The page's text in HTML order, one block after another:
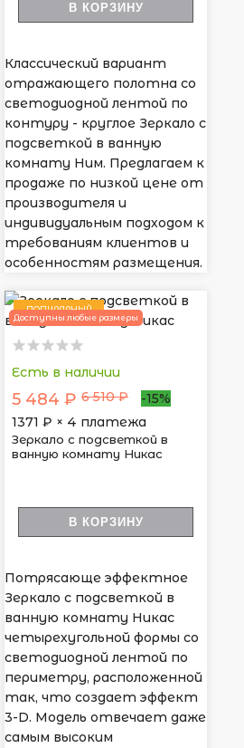
В КОРЗИНУ
Классический вариант
отражающего полотна со
светодиодной лентой по
контуру - круглое Зеркало с
подсветкой в ванную
комнату Ним. Предлагаем к
продаже по низкой цене от
производителя и
индивидуальным подходом к
требованиям клиентов и
особенностям размещения.
ПОПУЛЯРНЫЙ
Доступны любые размеры
Есть в наличии
5 484 ₽ 6 510 ₽
-15%
1371 ₽ × 4 платежа
Зеркало с подсветкой в
ванную комнату Никас
В КОРЗИНУ
Потрясающе эффектное
Зеркало с подсветкой в
ванную комнату Никас
четырехугольной формы со
светодиодной лентой по
периметру, расположенной
так, что создает эффект
3-D. Модель отвечает даже
самым высоким